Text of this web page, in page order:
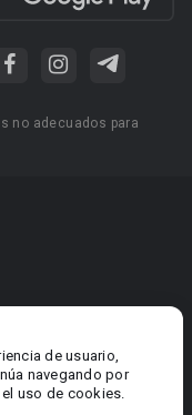
de usuario,
navegando por
uso de cookies.
no adecuados para